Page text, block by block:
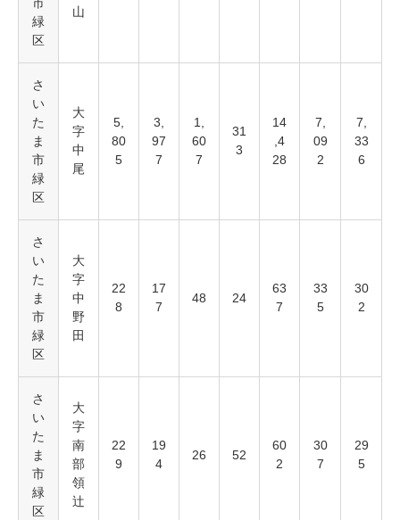
市
緑
区
山
さ
い
た
ま
市
緑
区
大
字
中
尾
5,
80
5
3,
97
7
1,
60
7
31
3
14
,4
28
7,
09
2
7,
33
6
さ
い
た
ま
市
緑
区
大
字
中
野
田
22
8
17
7
48 24
63
7
33
5
30
2
さ
い
た
ま
市
緑
区
大
字
南
部
領
辻
22
9
19
4
26 52
60
2
30
7
29
5